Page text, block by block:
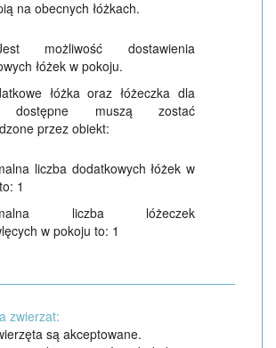
na obecnych łóżkach.
możliwość dostawienia
łóżek w pokoju.
łóżka oraz łóżeczka dla
dostępne muszą zostać
przez obiekt:
liczba dodatkowych łóżek w
1
liczba lóżeczek
w pokoju to: 1
zwierzat:
są akceptowane.